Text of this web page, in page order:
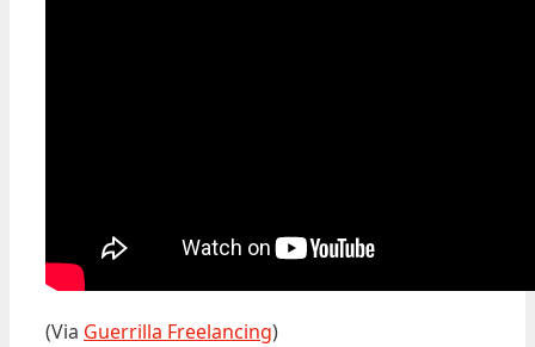
(Via Guerrilla Freelancing)